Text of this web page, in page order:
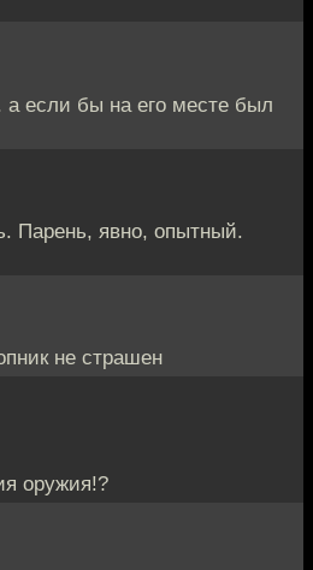
а если бы на его месте был
Парень, явно, опытный.
не страшен
оружия!?